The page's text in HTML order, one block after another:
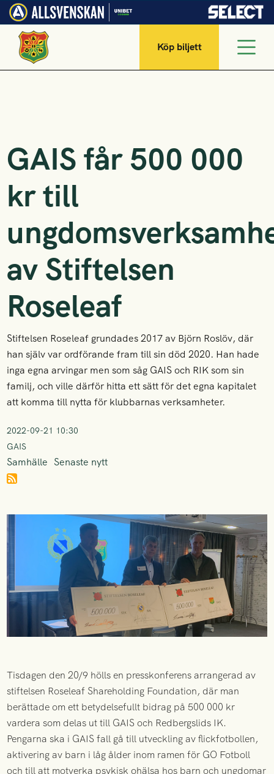
Köp biljett
GAIS får 500 000
kr till
av Stiftelsen
Roseleaf
Stiftelsen Roseleaf grundades 2017 av Björn Roslöv, där
han själv var ordförande fram till sin död 2020. Han hade
inga egna arvingar men som såg GAIS och RIK som sin
familj, och ville därför hitta ett sätt för det egna kapitalet
att komma till nytta för klubbarnas verksamheter.
2022-09-21 10:30
GAIS
Samhälle Senaste nytt
Tisdagen den 20/9 hölls en presskonferens arrangerad av
stiftelsen Roseleaf Shareholding Foundation, där man
berättade om ett betydelsefullt bidrag på 500 000 kr
vardera som delas ut till GAIS och Redbergslids IK.
Pengarna ska i GAIS fall gå till utveckling av flickfotbollen,
aktivering av barn i låg ålder inom ramen för GO Fotboll
och till att motverka psykisk ohälsa hos barn och ungdomar